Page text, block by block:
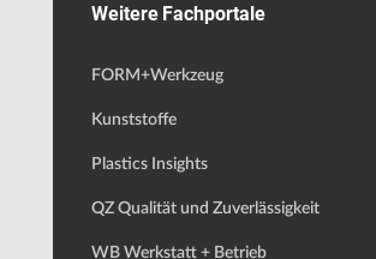
Weitere Fachportale
FORM+Werkzeug
Kunststoffe
Plastics Insights
QZ Qualität und Zuverlässigkeit
WB Werkstatt + Betrieb